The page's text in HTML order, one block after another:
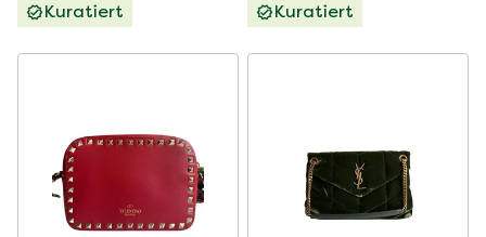
Kuratiert
Kuratiert